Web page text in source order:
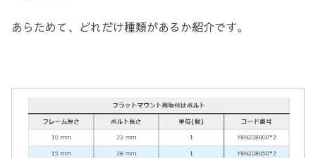
あらためて、どれだけ種類があるか紹介です。